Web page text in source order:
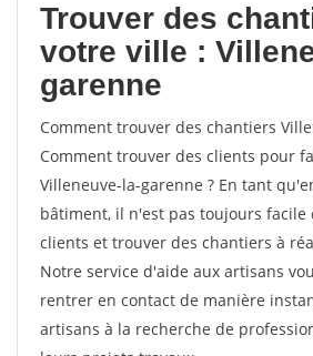
Trouver des
votre ville :
garenne
Comment trouver des chantiers
Comment trouver des clients pour
Villeneuve-la-garenne ? En tant
bâtiment, il n'est pas toujours facile
clients et trouver des chantiers à
Notre service d'aide aux artisans
rentrer en contact de manière
artisans à la recherche de